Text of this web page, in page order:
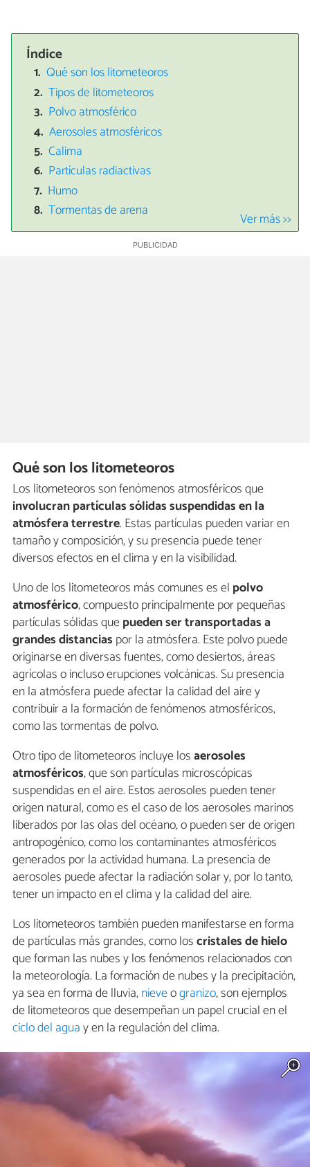
Índice
Qué son los litometeoros
Tipos de litometeoros
Polvo atmosférico
Aerosoles atmosféricos
Calima
Partículas radiactivas
Humo
Tormentas de arena
Ver más >>
Qué son los litometeoros
Los litometeoros son fenómenos atmosféricos que
involucran partículas sólidas suspendidas en la
atmósfera terrestre. Estas partículas pueden variar en
tamaño y composición, y su presencia puede tener
diversos efectos en el clima y en la visibilidad.
Uno de los litometeoros más comunes es el polvo
atmosférico, compuesto principalmente por pequeñas
partículas sólidas quepueden ser transportadas a
grandes distancias por la atmósfera. Este polvo puede
originarse en diversas fuentes, como desiertos, áreas
agrícolas o incluso erupciones volcánicas. Su presencia
en la atmósfera puede afectar la calidad del aire y
contribuir a la formación de fenómenos atmosféricos,
como las tormentas de polvo.
Otro tipo de litometeoros incluye losaerosoles
atmosféricos, que son partículas microscópicas
suspendidas en el aire. Estos aerosoles pueden tener
origen natural, como es el caso de los aerosoles marinos
liberados por las olas del océano, o pueden ser de origen
antropogénico, como los contaminantes atmosféricos
generados por la actividad humana. La presencia de
aerosoles puede afectar la radiación solar y, por lo tanto,
tener un impacto en el clima y la calidad del aire.
Los litometeoros también pueden manifestarse en forma
de partículas más grandes, como loscristales de hielo
que forman las nubes y los fenómenos relacionados con
la meteorología. La formación de nubes y la precipitación,
ya sea en forma de lluvia,nieveogranizo, son ejemplos
de litometeoros que desempeñan un papel crucial en el
ciclo del aguay en la regulación del clima.